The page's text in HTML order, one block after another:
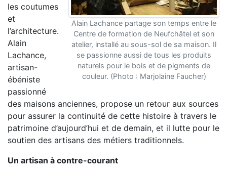
Alain Lachance partage son temps entre le
Centre de formation de Neufchâtel et son
atelier, installé au sous-sol de sa maison. Il
se passionne aussi de tous les produits
naturels pour le bois et de pigments de
couleur. (Photo : Marjolaine Faucher)
les coutumes
et
l’architecture.
Alain
Lachance,
artisan-
ébéniste
passionné
des maisons anciennes, propose un retour aux sources
pour assurer la continuité de cette histoire à travers le
patrimoine d’aujourd’hui et de demain, et il lutte pour le
soutien des artisans des métiers traditionnels.
Un artisan à contre-courant